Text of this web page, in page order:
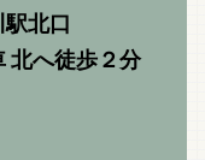
北口
北へ徒歩２分